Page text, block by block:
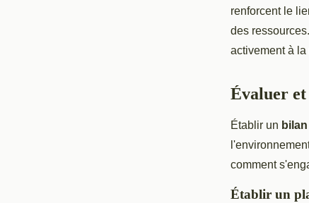
renforcent le
des
activement à
Évaluer et
Établir un
comment
Établir un